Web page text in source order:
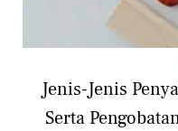
Jenis-Jenis
Serta